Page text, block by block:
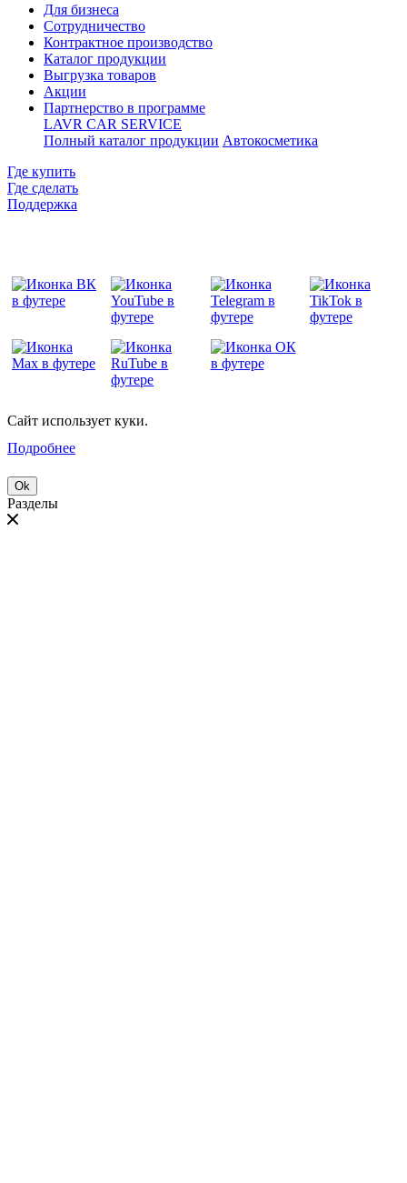
Для бизнеса
Сотрудничество
Контрактное производcтво
Каталог продукции
Выгрузка товаров
Акции
Партнерство в программе
LAVR CAR SERVICE
Полный каталог продукции Автокосметика
Где купить
Где сделать
Поддержка
Сайт использует куки.
Подробнее
Ok
Разделы